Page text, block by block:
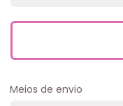
Meios de envio